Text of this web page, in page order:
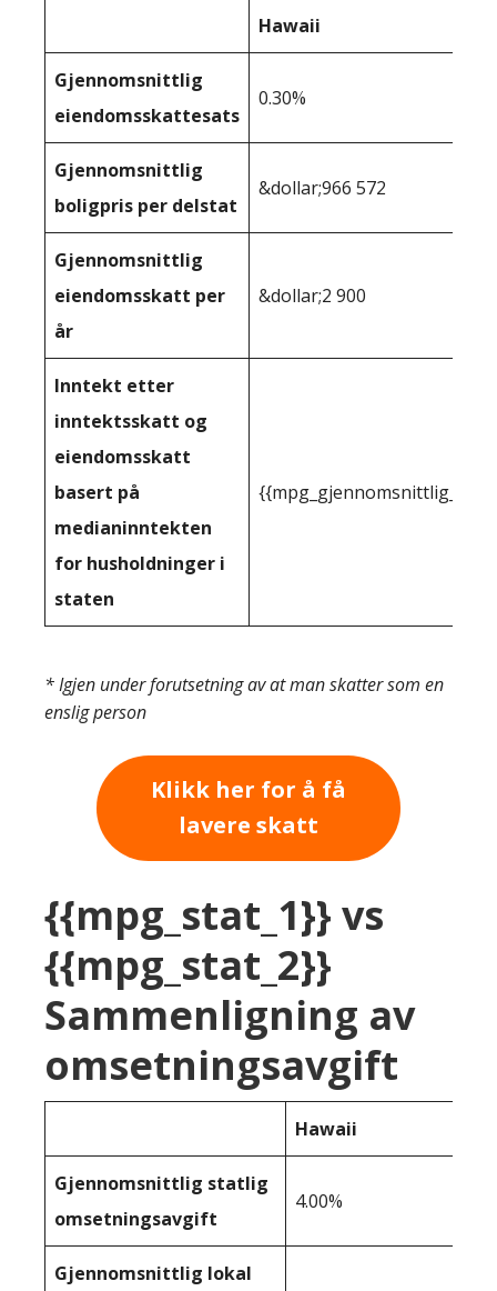
Hawaii
Gjennomsnittlig
eiendomsskattesats
0.30%
Gjennomsnittlig
boligpris per delstat
&dollar;966 572
Gjennomsnittlig
eiendomsskatt per
år
&dollar;2 900
Inntekt etter
inntektsskatt og
eiendomsskatt
basert på
medianinntekten
for husholdninger i
staten
* Igjen under forutsetning av at man skatter som en
enslig person
Klikk her for å få
lavere skatt
{{mpg_stat_1}} vs
{{mpg_stat_2}}
Sammenligning av
omsetningsavgift
Hawaii
Gjennomsnittlig statlig
omsetningsavgift
4.00%
Gjennomsnittlig lokal